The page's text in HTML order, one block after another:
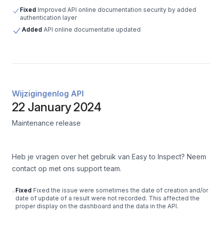
Fixed Improved API online documentation security by added
authentication layer
Added API online documentatie updated
Wijzigingenlog API
22 January 2024
Maintenance release
Heb je vragen over het gebruik van Easy to Inspect? Neem
contact op met ons support team.
Fixed Fixed the issue were sometimes the date of creation and/or
date of update of a result were not recorded. This affected the
proper display on the dashboard and the data in the API.